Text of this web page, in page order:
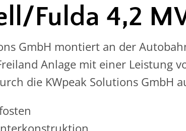
Fulda 4,2
GmbH montiert an der
Anlage mit einer Leistung
die KWpeak Solutions GmbH